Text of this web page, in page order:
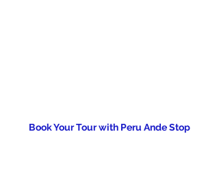
Book Your Tour with Peru Ande Stop